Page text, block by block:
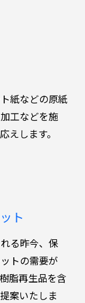
紙などの原紙
工などを施
えします。
ト
る昨今、保
トの需要が
脂再生品を含
案いたしま